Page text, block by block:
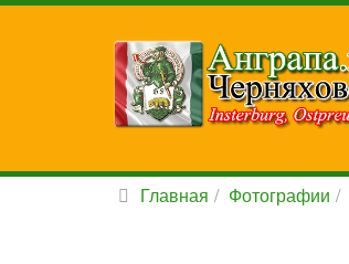
Главная Фотографии